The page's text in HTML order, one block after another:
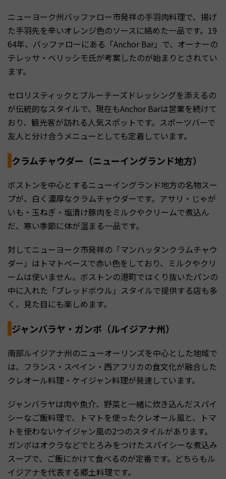
ニューヨーク州バッファロー市発祥の手羽肉料理で、揚げ
た手羽先を辛いオレンジ色のソースに絡めた一品です。19
64年、バッファローにある「Anchor Bar」で、オーナーの
テレッサ・ベリッシモ氏が考案したのが始まりとされてい
ます。
セロリスティックとブルーチーズドレッシングを添えるの
が伝統的なスタイルで、現在もAnchor Barは営業を続けて
おり、観光客が訪れる人気スポットです。スポーツバーで
友人と分け合うメニューとしても定着しています。
クラムチャウダー（ニューイングランド地方）
ボストンを中心とするニューイングランド地方の名物スー
プが、白く濃厚なクラムチャウダーです。アサリ・じゃが
いも・玉ねぎ・塩漬け豚肉をミルクやクリームで煮込ん
だ、寒い季節に体が温まる一品です。
対してニューヨーク市発祥の「マンハッタンクラムチャウ
ダー」はトマトベースで赤い色をしており、ミルクやクリ
ームは使いません。ボストンの港町ではくり抜いたパンの
中に入れた「ブレッドボウル」スタイルで提供する店も多
く、見た目にも楽しめます。
ジャンバラヤ・ガンボ（ルイジアナ州）
南部ルイジアナ州のニューオーリンズを中心とした地域で
は、フランス・スペイン・西アフリカの食文化が融合した
クレオール料理・ケイジャン料理が発達しています。
ジャンバラヤは肉や魚介、野菜と一緒に炊き込んだスパイ
シーなご飯料理で、トマトを使ったクレオール風と、トマ
トを使わないケイジャン風の2つのスタイルがあります。
ガンボはオクラなどでとろみをつけたスパイシーな煮込み
スープで、ご飯にかけて食べるのが定番です。どちらもル
イジアナを代表する郷土料理です。